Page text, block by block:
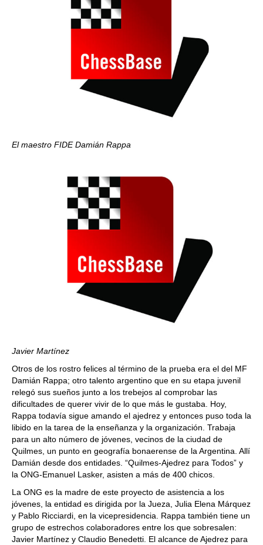
El maestro FIDE Damián Rappa
Javier Martínez
Otros de los rostro felices al término de la prueba era el del MF
Damián Rappa; otro talento argentino que en su etapa juvenil
relegó sus sueños junto a los trebejos al comprobar las
dificultades de querer vivir de lo que más le gustaba. Hoy,
Rappa todavía sigue amando el ajedrez y entonces puso toda la
libido en la tarea de la enseñanza y la organización. Trabaja
para un alto número de jóvenes, vecinos de la ciudad de
Quilmes, un punto en geografía bonaerense de la Argentina. Allí
Damián desde dos entidades. “Quilmes-Ajedrez para Todos” y
la ONG-Emanuel Lasker, asisten a más de 400 chicos.
La ONG es la madre de este proyecto de asistencia a los
jóvenes, la entidad es dirigida por la Jueza, Julia Elena Márquez
y Pablo Ricciardi, en la vicepresidencia. Rappa también tiene un
grupo de estrechos colaboradores entre los que sobresalen:
Javier Martínez y Claudio Benedetti. El alcance de Ajedrez para